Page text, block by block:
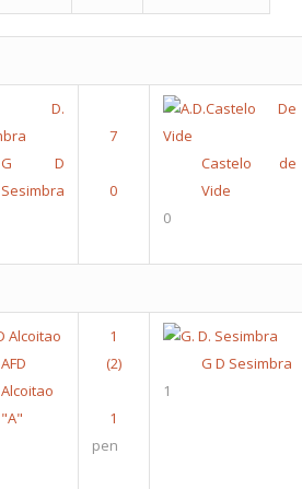
G D
Sesimbra
Castelo de
Vide
0
AFD
Alcoitao
"A"
pen
G D Sesimbra
1